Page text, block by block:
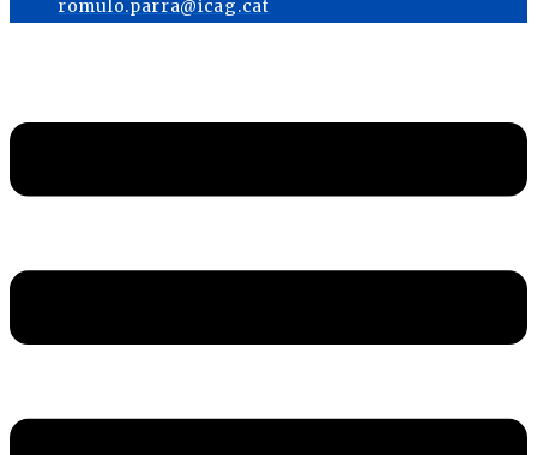
romulo.parra@icag.cat